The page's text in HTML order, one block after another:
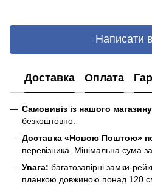
Написати
Доставка Оплата
Самовивіз із нашого магазину
безкоштовно.
Доставка «Новою Поштою» по
перевізника. Мінімальна сума
Увага: багатозапірні замки-
планкою довжиною понад 120